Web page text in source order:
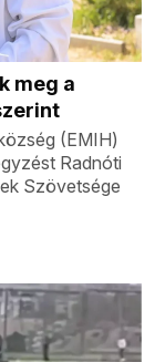
meg a
(EMIH)
Radnóti
Szövetsége